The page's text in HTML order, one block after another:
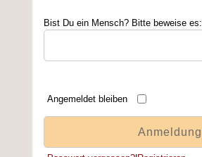
Bist Du ein Mensch? Bitte beweise es:
Angemeldet bleiben